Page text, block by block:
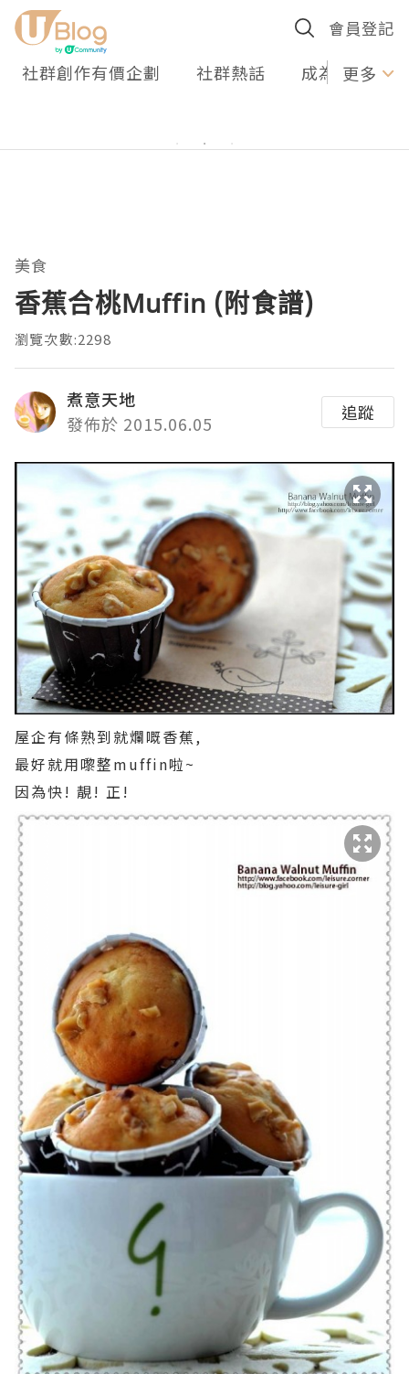
會員登記
社群創作有價企劃 社群熱話 成為U更多
美食
香蕉合桃Muffin (附食譜)
瀏覽次數:2298
煮意天地
發佈於 2015.06.05
追蹤
屋企有條熟到就爛嘅香蕉,
最好就用嚟整muffin啦~
因為快! 靚! 正!